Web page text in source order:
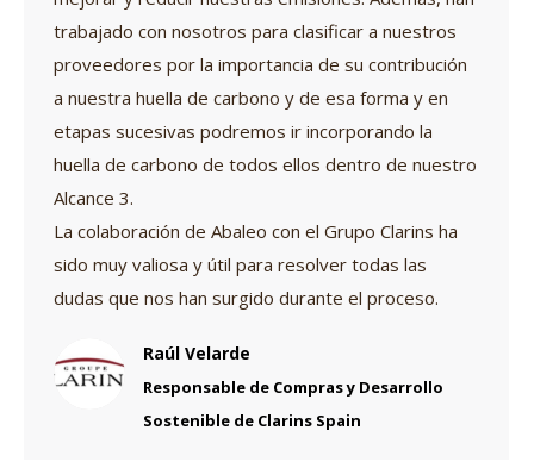
trabajado con nosotros para clasificar a nuestros
proveedores por la importancia de su contribución
a nuestra huella de carbono y de esa forma y en
etapas sucesivas podremos ir incorporando la
huella de carbono de todos ellos dentro de nuestro
Alcance 3.
La colaboración de Abaleo con el Grupo Clarins ha
sido muy valiosa y útil para resolver todas las
dudas que nos han surgido durante el proceso.
Raúl Velarde
Responsable de Compras y Desarrollo
Sostenible de Clarins Spain